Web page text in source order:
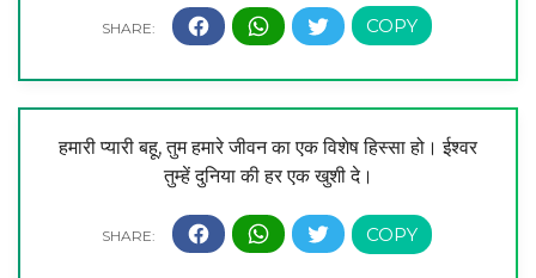
हमारी प्यारी बहू, तुम हमारे जीवन का एक विशेष हिस्सा हो। ईश्वर
तुम्हें दुनिया की हर एक खुशी दे।